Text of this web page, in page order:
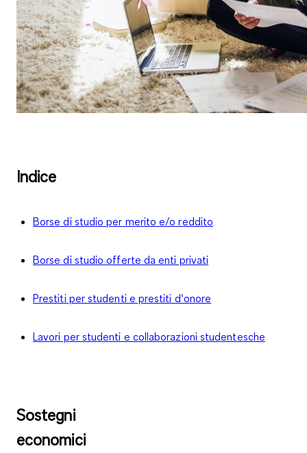
Indice
Borse di studio per merito e/o reddito
Borse di studio offerte da enti privati
Prestiti per studenti e prestiti d‘onore
Lavori per studenti e collaborazioni studentesche
Sostegni
economici